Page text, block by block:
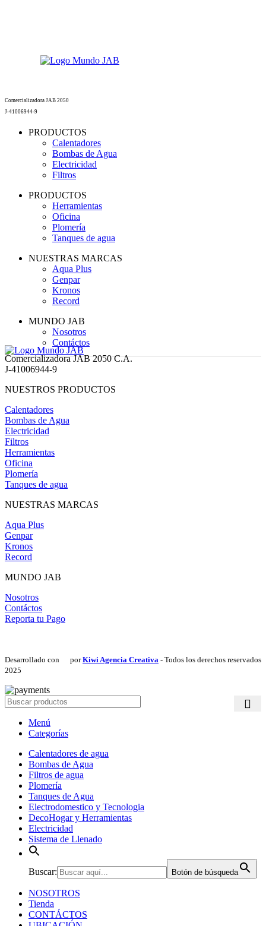
Comercializadora JAB 2050
J-41006944-9
PRODUCTOS
Calentadores
Bombas de Agua
Electricidad
Filtros
PRODUCTOS
Herramientas
Oficina
Plomería
Tanques de agua
NUESTRAS MARCAS
Aqua Plus
Genpar
Kronos
Record
MUNDO JAB
Nosotros
Contáctos
Comercializadora JAB 2050 C.A.
J-41006944-9
NUESTROS PRODUCTOS
Calentadores
Bombas de Agua
Electricidad
Filtros
Herramientas
Oficina
Plomería
Tanques de agua
NUESTRAS MARCAS
Aqua Plus
Genpar
Kronos
Record
MUNDO JAB
Nosotros
Contáctos
Reporta tu Pago
Desarrollado con porKiwi Agencia Creativa - Todos los derechos reservados
2025
Menú
Categorías
Calentadores de agua
Bombas de Agua
Filtros de agua
Plomería
Tanques de Agua
Electrodomestico y Tecnologia
DecoHogar y Herramientas
Electricidad
Sistema de Llenado
Buscar: Botón de búsqueda
NOSOTROS
Tienda
CONTÁCTOS